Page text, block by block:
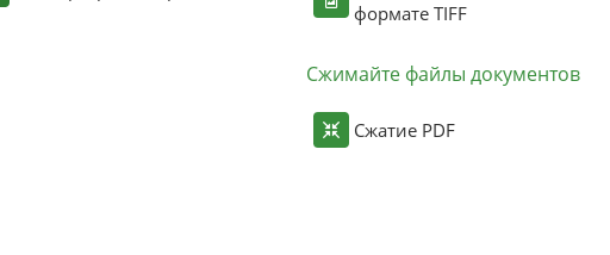
формате TIFF
Сжимайте файлы документов
Сжатие PDF